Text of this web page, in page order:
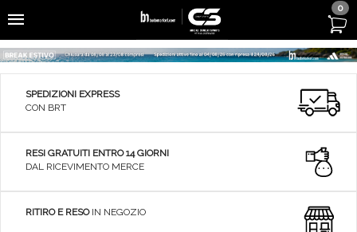
0
SPEDIZIONI EXPRESS
CON BRT
RESI GRATUITI ENTRO 14 GIORNI
DAL RICEVIMENTO MERCE
RITIRO E RESOIN NEGOZIO